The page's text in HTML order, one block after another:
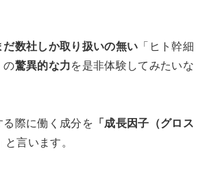
だ数社しか取り扱いの無い 「ヒト幹細
の驚異的な力を是非体験してみたいな
際に働く成分を 「成長因子（グロス
と言います。